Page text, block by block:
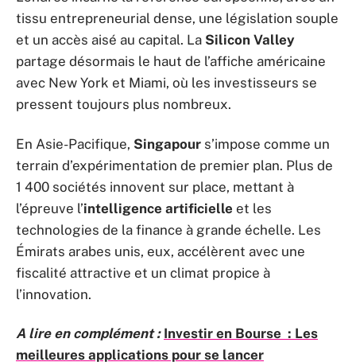
tissu entrepreneurial dense, une législation souple
et un accès aisé au capital. La Silicon Valley
partage désormais le haut de l’affiche américaine
avec New York et Miami, où les investisseurs se
pressent toujours plus nombreux.
En Asie-Pacifique, Singapour s’impose comme un
terrain d’expérimentation de premier plan. Plus de
1 400 sociétés innovent sur place, mettant à
l’épreuve l’intelligence artificielle et les
technologies de la finance à grande échelle. Les
Émirats arabes unis, eux, accélèrent avec une
fiscalité attractive et un climat propice à
l’innovation.
A lire en complément : Investir en Bourse : Les
meilleures applications pour se lancer